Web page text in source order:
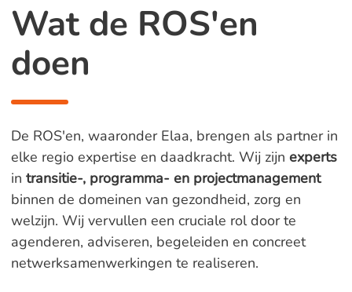
Wat de ROS'en
doen
De ROS'en, waaronder Elaa, brengen als partner in
elke regio expertise en daadkracht. Wij zijn experts
in transitie-, programma- en projectmanagement
binnen de domeinen van gezondheid, zorg en
welzijn. Wij vervullen een cruciale rol door te
agenderen, adviseren, begeleiden en concreet
netwerksamenwerkingen te realiseren.